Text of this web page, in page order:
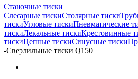
Станочные тиски
Слесарные тискиСтолярные тиски
тискиУгловые тискиПневматические
тискиЛекальные тискиКрестовинные
тискиЦепные тискиСинусные тиски
-Сверлильные тиски Q150